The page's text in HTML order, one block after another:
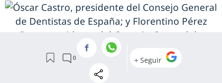
Óscar Castro, presidente del Consejo General de Dentistas de España; y
Florentino Pérez Raya, presidente del Consejo General de Enfermería (CGE)